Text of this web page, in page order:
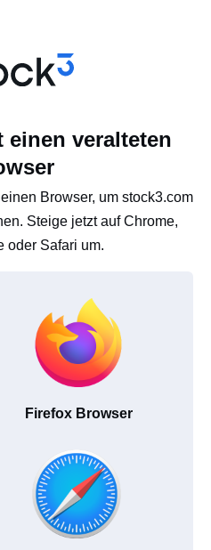
einen veralteten
Browser, um stock3.com
Steige jetzt auf Chrome,
oder Safari um.
Firefox Browser